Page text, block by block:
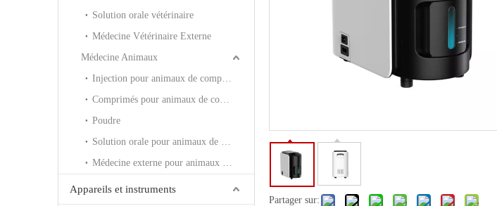
Solution orale vétérinaire
Médecine Vétérinaire Externe
Médecine Animaux
Poudre
Appareils et instruments
Partager sur: